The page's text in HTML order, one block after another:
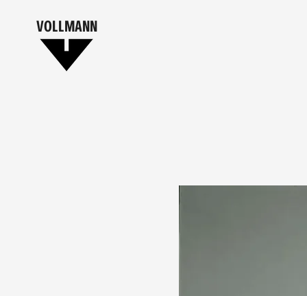
VOLLMANN